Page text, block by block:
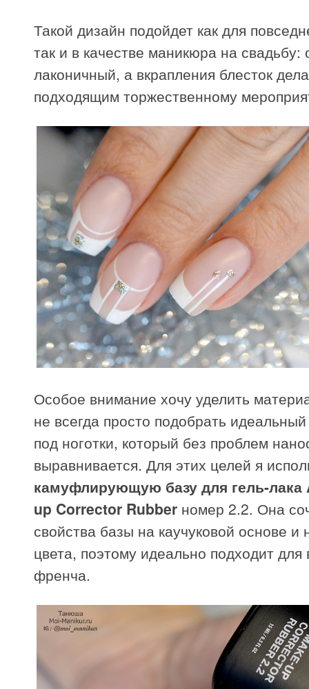
Такой дизайн подойдет как для
так и в качестве маникюра на свадьбу:
лаконичный, а вкрапления блесток
подходящим торжественному
Особое внимание хочу уделить
не всегда просто подобрать
под ноготки, который без проблем
выравнивается. Для этих целей я
камуфлирующую базу для гель-лака
up Corrector Rubber номер 2.2. Она
свойства базы на каучуковой основе и
цвета, поэтому идеально подходит
френча.